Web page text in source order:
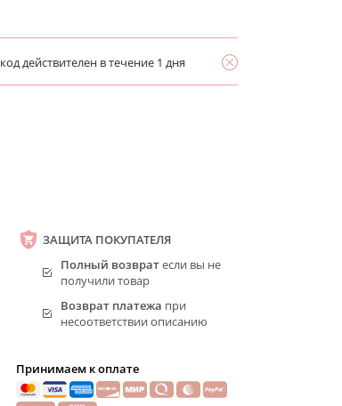
действителен в течение 1 дня
ЗАЩИТА ПОКУПАТЕЛЯ
Полный возвратесли вы не
получили товар
Возврат платежа при
несоответствии описанию
Принимаем к оплате